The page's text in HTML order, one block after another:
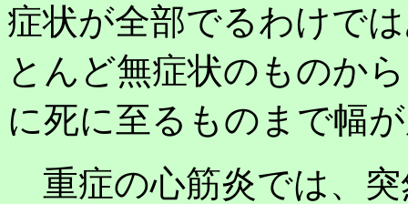
症状が全部でるわけで
とんど無症状のものか
に死に至るものまで幅
重症の心筋炎では、